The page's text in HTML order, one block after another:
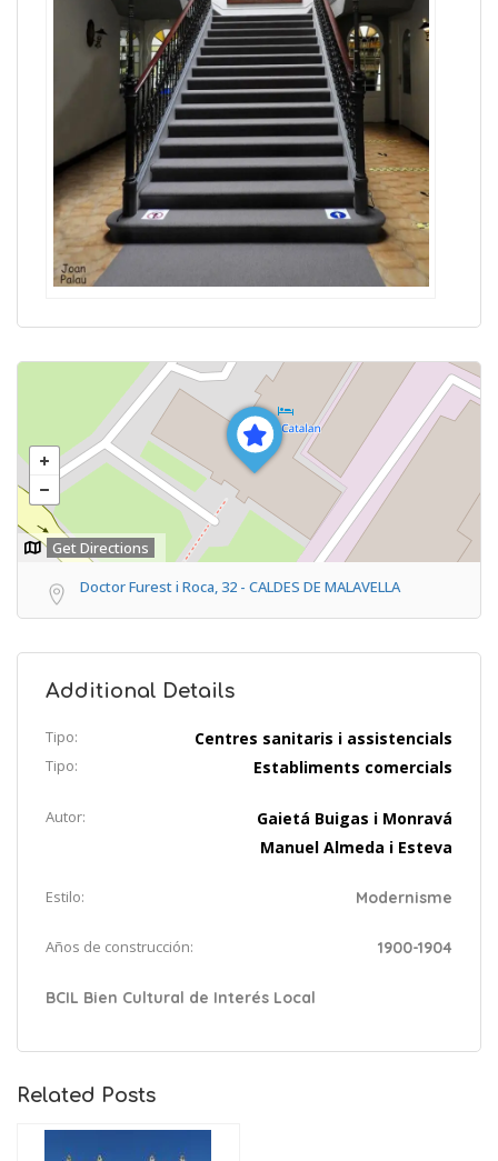
Get Directions
Doctor Furest i Roca, 32 - CALDES DE MALAVELLA
Additional Details
Tipo: Centres sanitaris i assistencials
Tipo: Establiments comercials
Autor:
Gaietá Buigas i Monravá
Manuel Almeda i Esteva
Estilo: Modernisme
Años de construcción: 1900-1904
BCIL Bien Cultural de Interés Local
Related Posts